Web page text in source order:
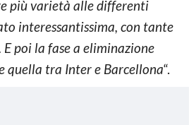
più varietà alle differenti
interessantissima, con tante
poi la fase a eliminazione
quella tra Inter e Barcellona“.